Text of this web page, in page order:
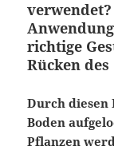
richtige
Rücken
Durch
Boden
Pflanzen